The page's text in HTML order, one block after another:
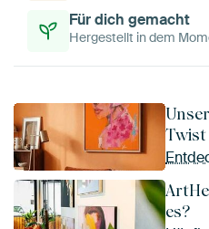
Für dich gemacht
Hergestellt in dem
Twist
es?